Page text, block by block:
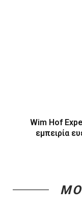
Wim Hof
εμπειρία